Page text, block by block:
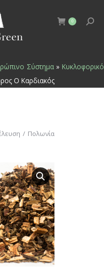
0
Σύστημα»Κυκλοφορικό
Ο Καρδιακός
Πολωνία